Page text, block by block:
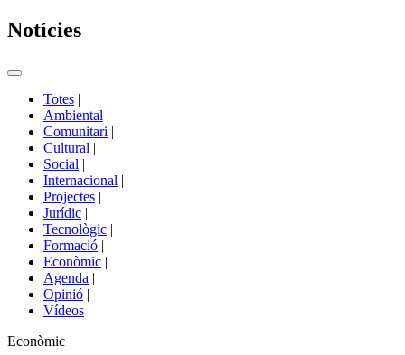
Notícies
Commutador
portals
Totes |
Ambiental |
Comunitari |
Cultural |
Social |
Internacional |
Projectes |
Jurídic |
Tecnològic |
Formació |
Econòmic |
Agenda |
Opinió |
Vídeos
Àmbit
Econòmic